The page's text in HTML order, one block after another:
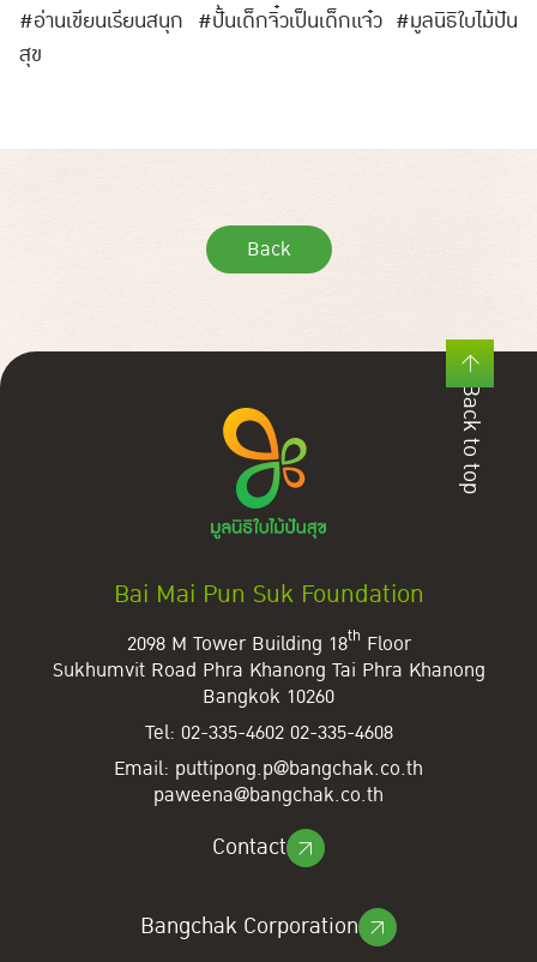
#อ่านเขียนเรียนสนุก #ปั้นเด็กจิ๋วเป็นเด็กแจ๋ว #มูลนิธิใบไม้ปัน
สุข
Back
Bai Mai Pun Suk Foundation
2098 M Tower Building 18th Floor
Sukhumvit Road Phra Khanong Tai Phra Khanong
Bangkok 10260
Tel: 02-335-4602 02-335-4608
Email: puttipong.p@bangchak.co.th
paweena@bangchak.co.th
Contact
Bangchak Corporation
Back to top